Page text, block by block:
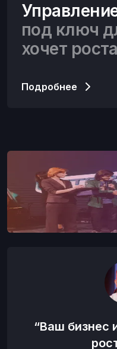
под ключ
хочет
Подробнее
“Ваш бизнес